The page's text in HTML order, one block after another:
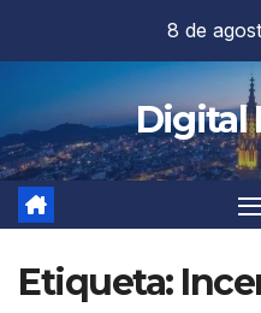
contenido
8 de
Digital
Etiqueta: